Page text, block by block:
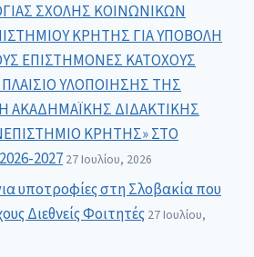
ΣΧΟΛΗΣ ΚΟΙΝΩΝΙΚΩΝ
ΚΡΗΤΗΣ ΓΙΑ ΥΠΟΒΟΛΗ
ΕΠΙΣΤΗΜΟΝΕΣ ΚΑΤΟΧΟΥΣ
ΥΛΟΠΟΙΗΣΗΣ ΤΗΣ
ΑΚΑΔΗΜΑΪΚΗΣ ΔΙΔΑΚΤΙΚΗΣ
ΚΡΗΤΗΣ» ΣΤΟ
2027 27 Ιουλίου, 2026
υποτροφίες στη Σλοβακία που
Διεθνείς Φοιτητές 27 Ιουλίου,